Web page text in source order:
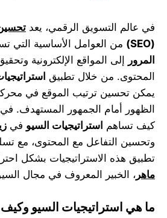
في عالم التسويق الرقمي، يعد
(SEO)
من العوامل الأساسية التي
المرور إلى المواقع الإلكترونية
المحتوى. من خلال تطبيق
يمكن تحسين ترتيب الموقع في
الظهور أمام الجمهور المستهدف.
كيف تساهم استراتيجيات السيو في
وتحسين التفاعل مع المحتوى، مع
تطبيق هذه الاستراتيجيات بشكل
ماهر ، الخبير المعروف في مجال
ما هي استراتيجيات السيو